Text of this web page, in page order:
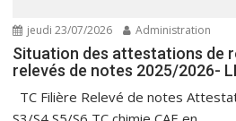
jeudi 23/07/2026 Administration
Situation des attestations de
relevés de notes 2025/2026-
TC Filière Relevé de notes